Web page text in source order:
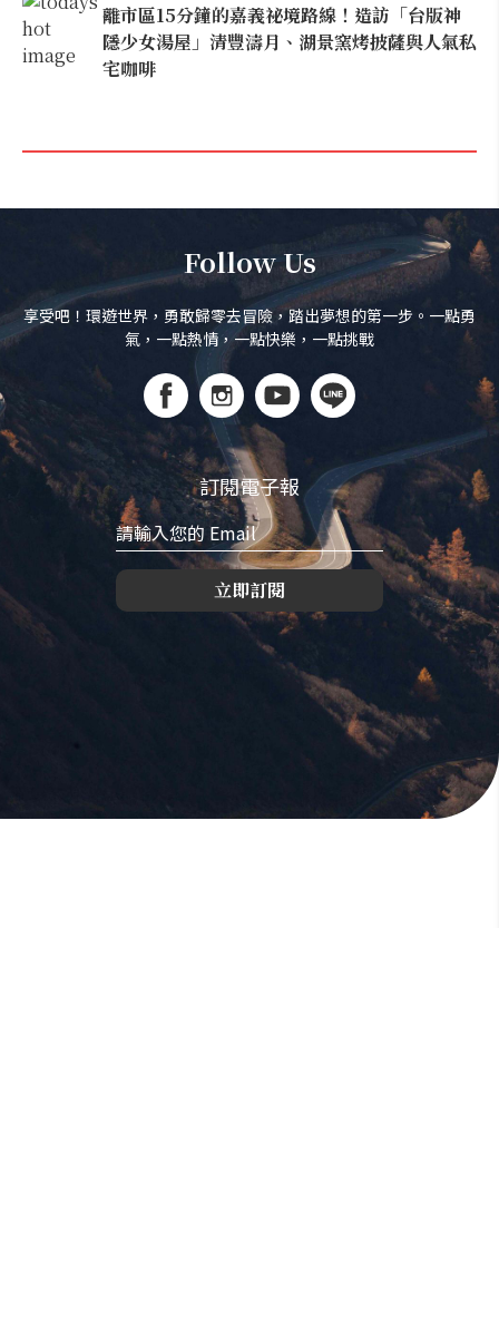
離市區15分鐘的嘉義祕境路線！造訪「台版神
隱少女湯屋」清豐濤月、湖景窯烤披薩與人氣私
宅咖啡
Follow Us
享受吧！環遊世界，勇敢歸零去冒險，踏出夢想的第一步。一點勇
氣，一點熱情，一點快樂，一點挑戰
訂閱電子報
立即訂閱